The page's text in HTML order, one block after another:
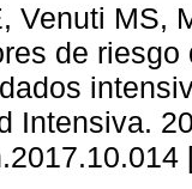
Venuti MS,
de
Intensiva.